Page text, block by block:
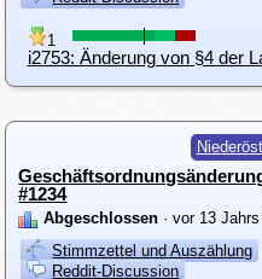
1
i2753: Änderung von §4 der
#1234
Abgeschlossen · vor 13
Stimmzettel und Auszählung
Reddit-Discussion